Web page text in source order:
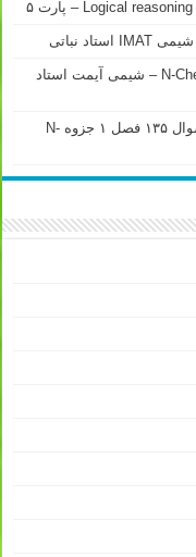
آیمت ایتالیا – پاسخ سوال ۲۴۳ فصل ۲ جزوه N-Chem – شیمی آیمت استاد
Subatomic particles – valence electrons – سوال ۱۳۵ فصل ۱ جزوه N-